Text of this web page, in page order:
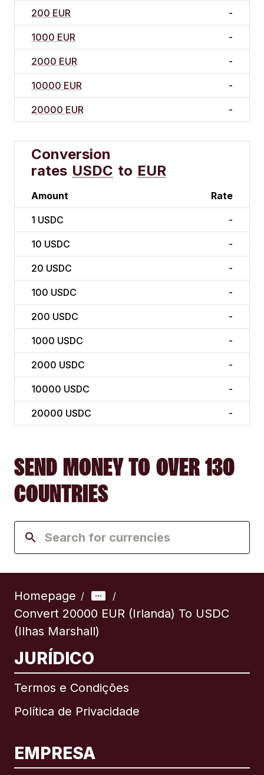
200 EUR -
1000 EUR -
2000 EUR -
10000 EUR -
20000 EUR -
Conversion
rates USDC to EUR
Amount Rate
1 USDC -
10 USDC -
20 USDC -
100 USDC -
200 USDC -
1000 USDC -
2000 USDC -
10000 USDC -
20000 USDC -
SEND MONEY TO OVER 130
COUNTRIES
Homepage / /
Convert 20000 EUR (Irlanda) To USDC
(Ilhas Marshall)
JURÍDICO
Termos e Condições
Política de Privacidade
EMPRESA